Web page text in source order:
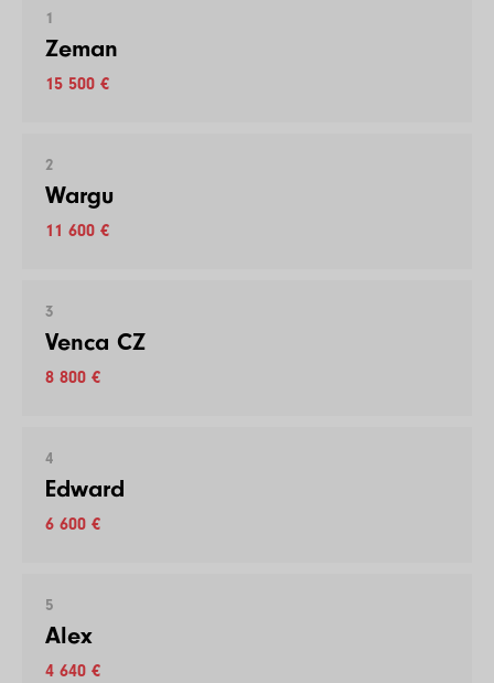
1
Zeman
15 500 €
2
Wargu
11 600 €
3
Venca CZ
8 800 €
4
Edward
6 600 €
5
Alex
4 640 €